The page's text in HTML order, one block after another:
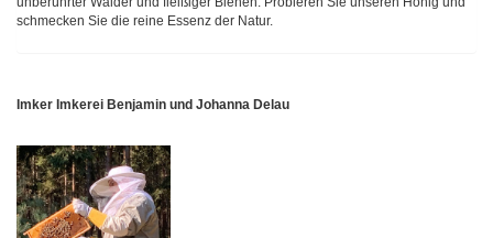
schmecken Sie die reine Essenz der Natur.
Imker Imkerei Benjamin und Johanna Delau